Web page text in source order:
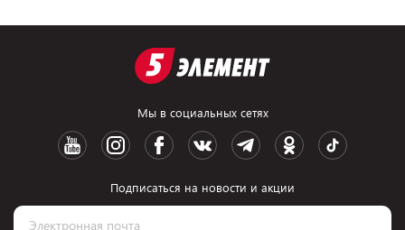
Мы в социальных сетях
Подписаться на новости и акции